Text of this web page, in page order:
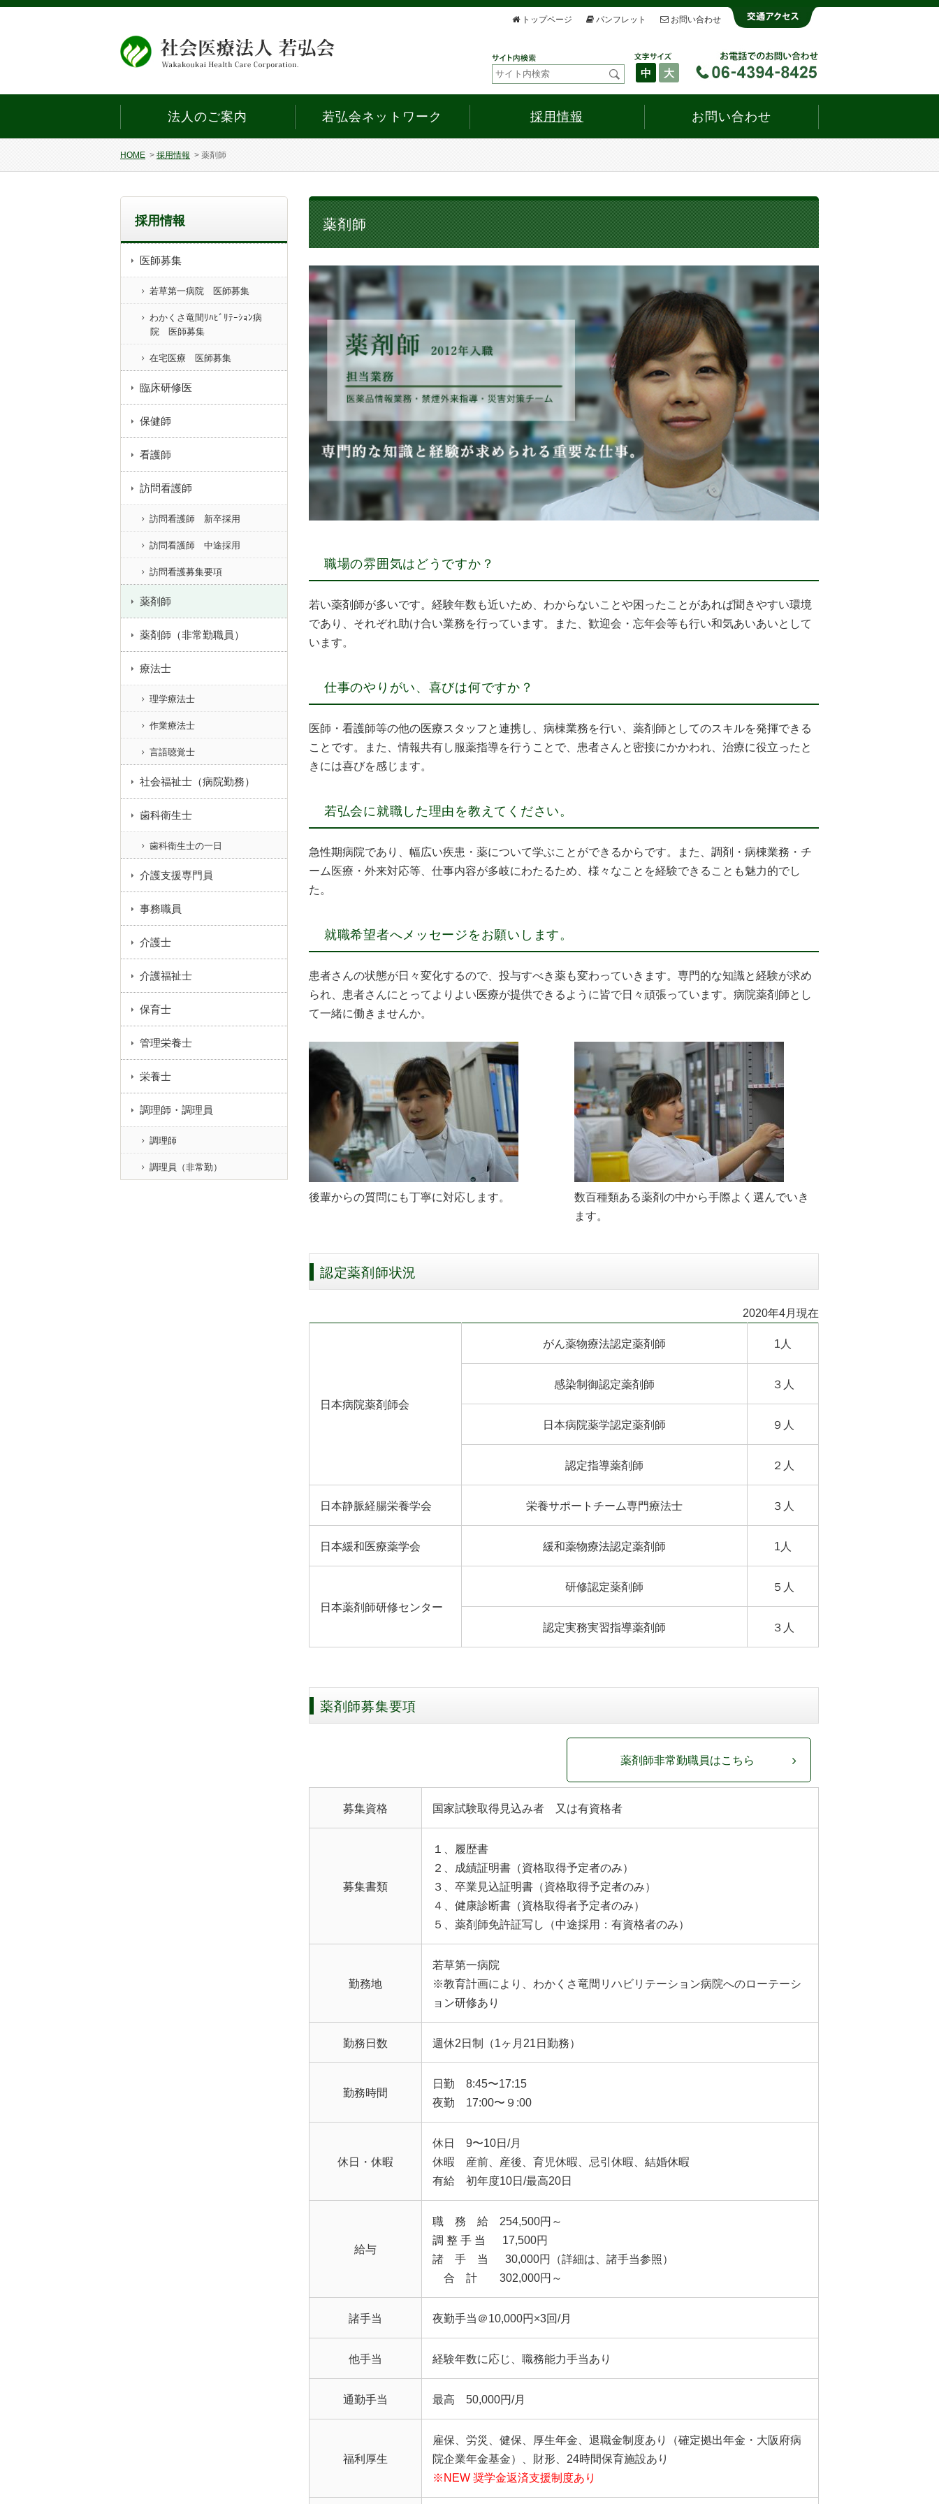
トップページ パンフレット お問い合わせ
中 大
法人のご案内 若弘会ネットワーク 採用情報 お問い合わせ
HOME > 採用情報 > 薬剤師
薬剤師
職場の雰囲気はどうですか？
若い薬剤師が多いです。経験年数も近いため、わからないことや困ったことがあれば聞きやすい環境
であり、それぞれ助け合い業務を行っています。また、歓迎会・忘年会等も行い和気あいあいとして
います。
仕事のやりがい、喜びは何ですか？
医師・看護師等の他の医療スタッフと連携し、病棟業務を行い、薬剤師としてのスキルを発揮できる
ことです。また、情報共有し服薬指導を行うことで、患者さんと密接にかかわれ、治療に役立ったと
きには喜びを感じます。
若弘会に就職した理由を教えてください。
急性期病院であり、幅広い疾患・薬について学ぶことができるからです。また、調剤・病棟業務・チ
ーム医療・外来対応等、仕事内容が多岐にわたるため、様々なことを経験できることも魅力的でし
た。
就職希望者へメッセージをお願いします。
患者さんの状態が日々変化するので、投与すべき薬も変わっていきます。専門的な知識と経験が求め
られ、患者さんにとってよりよい医療が提供できるように皆で日々頑張っています。病院薬剤師とし
て一緒に働きませんか。
後輩からの質問にも丁寧に対応します。
数百種類ある薬剤の中から手際よく選んでいき
ます。
認定薬剤師状況
2020年4月現在
日本病院薬剤師会
がん薬物療法認定薬剤師 1人
感染制御認定薬剤師 ３人
日本病院薬学認定薬剤師 ９人
認定指導薬剤師 ２人
日本静脈経腸栄養学会 栄養サポートチーム専門療法士 ３人
日本緩和医療薬学会 緩和薬物療法認定薬剤師 1人
日本薬剤師研修センター
研修認定薬剤師 ５人
認定実務実習指導薬剤師 ３人
薬剤師募集要項
薬剤師非常勤職員はこちら
募集資格 国家試験取得見込み者 又は有資格者
募集書類
１、履歴書
２、成績証明書（資格取得予定者のみ）
３、卒業見込証明書（資格取得予定者のみ）
４、健康診断書（資格取得者予定者のみ）
５、薬剤師免許証写し（中途採用：有資格者のみ）
勤務地
若草第一病院
※教育計画により、わかくさ竜間リハビリテーション病院へのローテーシ
ョン研修あり
勤務日数 週休2日制（1ヶ月21日勤務）
勤務時間
日勤 8:45〜17:15
夜勤 17:00〜９:00
休日・休暇
休日 9〜10日/月
休暇 産前、産後、育児休暇、忌引休暇、結婚休暇
有給 初年度10日/最高20日
給与
職 務 給 254,500円～
調 整 手 当 17,500円
諸 手 当 30,000円（詳細は、諸手当参照）
合 計 302,000円～
諸手当 夜勤手当＠10,000円×3回/月
他手当 経験年数に応じ、職務能力手当あり
通勤手当 最高 50,000円/月
福利厚生
雇保、労災、健保、厚生年金、退職金制度あり（確定拠出年金・大阪府病
院企業年金基金）、財形、24時間保育施設あり
※NEW 奨学金返済支援制度あり
採用情報
医師募集
若草第一病院 医師募集
わかくさ竜間ﾘﾊﾋﾞﾘﾃｰｼｮﾝ病
院 医師募集
在宅医療 医師募集
臨床研修医
保健師
看護師
訪問看護師
訪問看護師 新卒採用
訪問看護師 中途採用
訪問看護募集要項
薬剤師
薬剤師（非常勤職員）
療法士
理学療法士
作業療法士
言語聴覚士
社会福祉士（病院勤務）
歯科衛生士
歯科衛生士の一日
介護支援専門員
事務職員
介護士
介護福祉士
保育士
管理栄養士
栄養士
調理師・調理員
調理師
調理員（非常勤）